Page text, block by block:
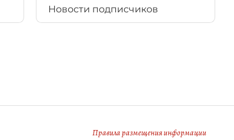
Новости подписчиков
Правила размещения информации